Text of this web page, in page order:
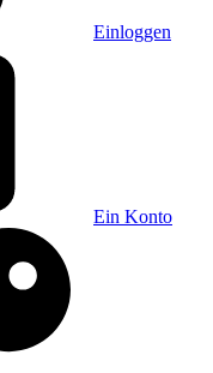
Einloggen
Ein Konto